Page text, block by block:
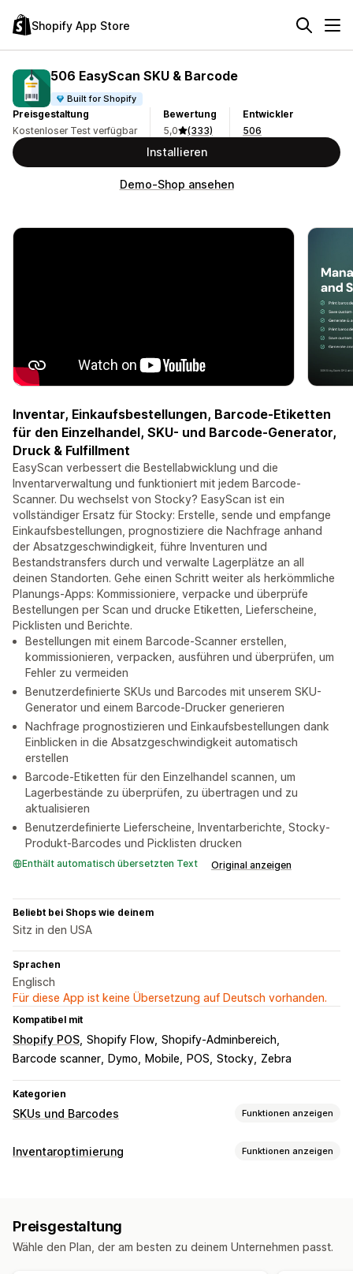
Shopify App Store
506 EasyScan SKU & Barcode
Built for Shopify
Preisgestaltung
Kostenloser Test verfügbar
Bewertung
5,0
(333)
Entwickler
506
Installieren
Demo-Shop ansehen
Inventar, Einkaufsbestellungen, Barcode-Etiketten
für den Einzelhandel, SKU- und Barcode-Generator,
Druck & Fulfillment
EasyScan verbessert die Bestellabwicklung und die
Inventarverwaltung und funktioniert mit jedem Barcode-
Scanner. Du wechselst von Stocky? EasyScan ist ein
vollständiger Ersatz für Stocky: Erstelle, sende und empfange
Einkaufsbestellungen, prognostiziere die Nachfrage anhand
der Absatzgeschwindigkeit, führe Inventuren und
Bestandstransfers durch und verwalte Lagerplätze an all
deinen Standorten. Gehe einen Schritt weiter als herkömmliche
Planungs-Apps: Kommissioniere, verpacke und überprüfe
Bestellungen per Scan und drucke Etiketten, Lieferscheine,
Picklisten und Berichte.
Bestellungen mit einem Barcode-Scanner erstellen,
kommissionieren, verpacken, ausführen und überprüfen, um
Fehler zu vermeiden
Benutzerdefinierte SKUs und Barcodes mit unserem SKU-
Generator und einem Barcode-Drucker generieren
Nachfrage prognostizieren und Einkaufsbestellungen dank
Einblicken in die Absatzgeschwindigkeit automatisch
erstellen
Barcode-Etiketten für den Einzelhandel scannen, um
Lagerbestände zu überprüfen, zu übertragen und zu
aktualisieren
Benutzerdefinierte Lieferscheine, Inventarberichte, Stocky-
Produkt-Barcodes und Picklisten drucken
Enthält automatisch übersetzten Text Original anzeigen
Beliebt bei Shops wie deinem
Sitz in den USA
Sprachen
Englisch
Für diese App ist keine Übersetzung auf Deutsch vorhanden.
Kompatibel mit
Shopify POS Shopify Flow Shopify-Adminbereich
Barcode scanner
Dymo Mobile POS Stocky Zebra
Kategorien
SKUs und Barcodes Funktionen anzeigen
Barcode-Verwaltung
SKU-Verwaltung
Inventaroptimierung Funktionen anzeigen
Automatisch zum Lagerbestand zurückführen
Prognose Mehrere Standorte Updates in Echtzeit SKUs
Preisgestaltung
Wähle den Plan, der am besten zu deinem Unternehmen passt.